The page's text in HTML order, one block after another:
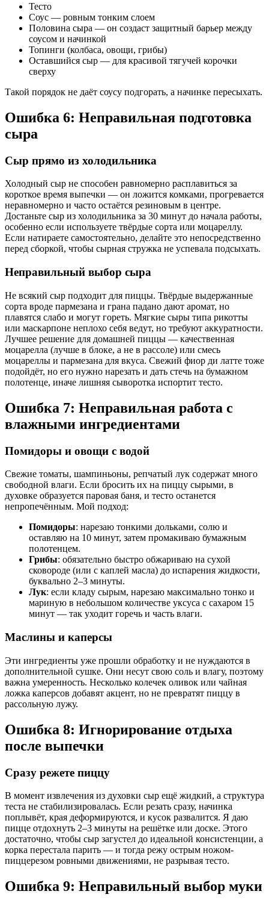
Тесто
Соус — ровным тонким слоем
Половина сыра — он создаст защитный барьер между
соусом и начинкой
Топинги (колбаса, овощи, грибы)
Оставшийся сыр — для красивой тягучей корочки
сверху
Такой порядок не даёт соусу подгорать, а начинке пересыхать.
Ошибка 6: Неправильная подготовка
сыра
Сыр прямо из холодильника
Холодный сыр не способен равномерно расплавиться за
короткое время выпечки — он ложится комками, прогревается
неравномерно и часто остаётся резиновым в центре.
Достаньте сыр из холодильника за 30 минут до начала работы,
особенно если используете твёрдые сорта или моцареллу.
Если натираете самостоятельно, делайте это непосредственно
перед сборкой, чтобы сырная стружка не успевала подсыхать.
Неправильный выбор сыра
Не всякий сыр подходит для пиццы. Твёрдые выдержанные
сорта вроде пармезана и грана падано дают аромат, но
плавятся слабо и могут гореть. Мягкие сыры типа рикотты
или маскарпоне неплохо себя ведут, но требуют аккуратности.
Лучшее решение для домашней пиццы — качественная
моцарелла (лучше в блоке, а не в рассоле) или смесь
моцареллы и пармезана для вкуса. Свежий фиор ди латте тоже
подойдёт, но его нужно нарезать и дать стечь на бумажном
полотенце, иначе лишняя сыворотка испортит тесто.
Ошибка 7: Неправильная работа с
влажными ингредиентами
Помидоры и овощи с водой
Свежие томаты, шампиньоны, репчатый лук содержат много
свободной влаги. Если бросить их на пиццу сырыми, в
духовке образуется паровая баня, и тесто останется
непропечённым. Мой подход:
Помидоры: нарезаю тонкими дольками, солю и
оставляю на 10 минут, затем промакиваю бумажным
полотенцем.
Грибы: обязательно быстро обжариваю на сухой
сковороде (или с каплей масла) до испарения жидкости,
буквально 2–3 минуты.
Лук: если кладу сырым, нарезаю максимально тонко и
мариную в небольшом количестве уксуса с сахаром 15
минут — так уходит горечь и часть влаги.
Маслины и каперсы
Эти ингредиенты уже прошли обработку и не нуждаются в
дополнительной сушке. Они несут свою соль и влагу, поэтому
важна умеренность. Несколько колечек оливок или чайная
ложка каперсов добавят акцент, но не превратят пиццу в
рассольную лужу.
Ошибка 8: Игнорирование отдыха
после выпечки
Сразу режете пиццу
В момент извлечения из духовки сыр ещё жидкий, а структура
теста не стабилизировалась. Если резать сразу, начинка
поплывёт, края деформируются, и кусок развалится. Я даю
пицце отдохнуть 2–3 минуты на решётке или доске. Этого
достаточно, чтобы сыр загустел до идеальной консистенции, а
корка перестала парить — и тогда режу острым ножом-
пиццерезом ровными движениями, не разрывая тесто.
Ошибка 9: Неправильный выбор муки